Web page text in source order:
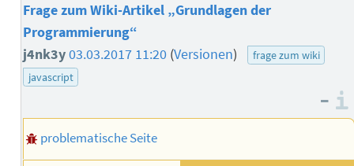
Frage zum Wiki-Artikel „Grundlagen der
Programmierung“
j4nk3y03.03.2017 11:20 (Versionen)
frage zum wiki
javascript
–
problematische Seite